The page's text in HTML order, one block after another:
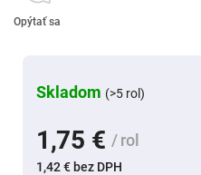
1,75 € / rol
1,42 € bez DPH
Skladom (>5 rol)
Opýtať sa